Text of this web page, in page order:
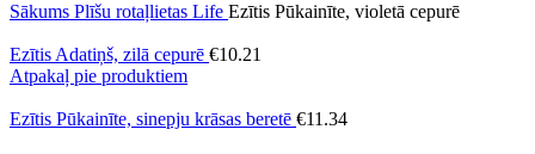
Sākums Plīšu rotaļlietas Life Ezītis Pūkainīte, violetā cepurē
Ezītis Adatiņš, zilā cepurē €10.21
Atpakaļ pie produktiem
Ezītis Pūkainīte, sinepju krāsas beretē €11.34